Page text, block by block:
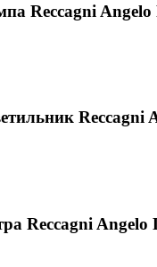
Reccagni Angelo
Reccagni
Reccagni Angelo